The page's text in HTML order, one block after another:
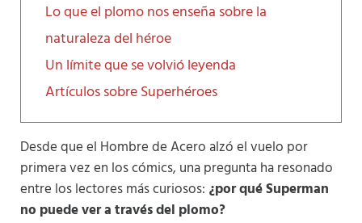
Lo que el plomo nos enseña sobre la
naturaleza del héroe
Un límite que se volvió leyenda
Artículos sobre Superhéroes
Desde que el Hombre de Acero alzó el vuelo por
primera vez en los cómics, una pregunta ha resonado
entre los lectores más curiosos: ¿por qué Superman
no puede ver a través del plomo?